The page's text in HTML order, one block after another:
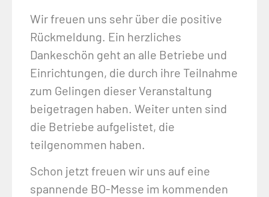
Wir freuen uns sehr über die positive
Rückmeldung. Ein herzliches
Dankeschön geht an alle Betriebe und
Einrichtungen, die durch ihre Teilnahme
zum Gelingen dieser Veranstaltung
beigetragen haben. Weiter unten sind
die Betriebe aufgelistet, die
teilgenommen haben.
Schon jetzt freuen wir uns auf eine
spannende BO-Messe im kommenden